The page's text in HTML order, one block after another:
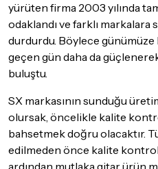
yürüten firma 2003 yılında
odaklandı ve farklı
durdurdu. Böylece
geçen gün daha da
buluştu.
SX markasının sunduğu
olursak, öncelikle kalite
bahsetmek doğru olacaktır.
edilmeden önce kalite